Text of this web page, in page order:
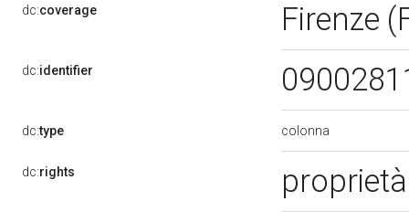
dc:coverage Firenze
dc:identifier
dc:type colonna
dc:rights